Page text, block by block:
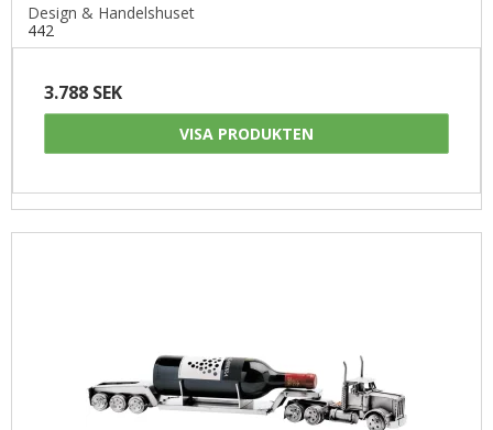
Design & Handelshuset
442
3.788 SEK
VISA PRODUKTEN